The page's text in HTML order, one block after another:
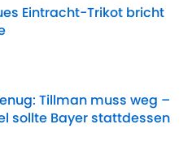
Eintracht-Trikot bricht
Invalid Date
Tillman muss weg –
sollte Bayer stattdessen